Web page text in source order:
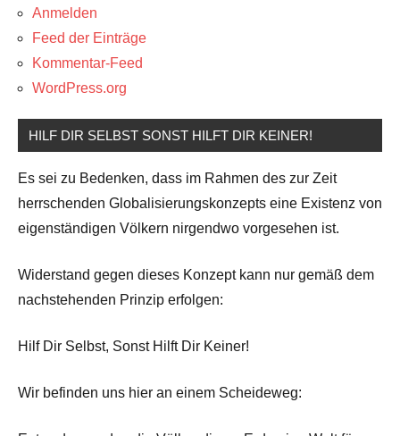
Anmelden
Feed der Einträge
Kommentar-Feed
WordPress.org
HILF DIR SELBST SONST HILFT DIR KEINER!
Es sei zu Bedenken, dass im Rahmen des zur Zeit
herrschenden Globalisierungskonzepts eine Existenz von
eigenständigen Völkern nirgendwo vorgesehen ist.
Widerstand gegen dieses Konzept kann nur gemäß dem
nachstehenden Prinzip erfolgen:
Hilf Dir Selbst, Sonst Hilft Dir Keiner!
Wir befinden uns hier an einem Scheideweg: